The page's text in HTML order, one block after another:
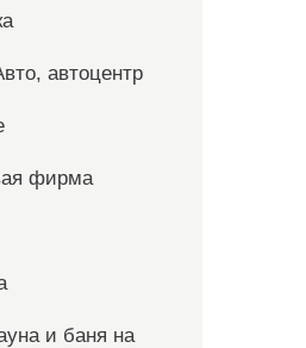
автоцентр
фирма
и баня на